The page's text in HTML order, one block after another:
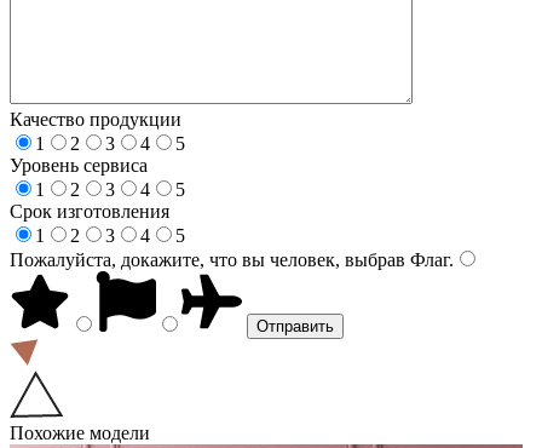
Качество продукции
1
2 3 4
5
Уровень сервиса
1
2 3 4
5
Срок изготовления
1
2 3 4
5
Пожалуйста, докажите, что вы человек, выбрав Флаг.
Похожие модели